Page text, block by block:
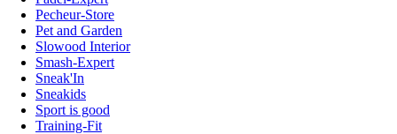
Pecheur-Store
Pet and Garden
Slowood Interior
Smash-Expert
Sneak'In
Sneakids
Sport is good
Training-Fit